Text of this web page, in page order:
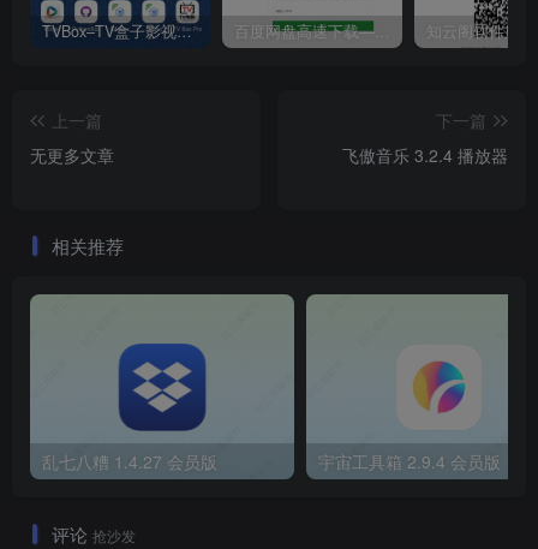
TVBox–TV盒子影视神器【附视频源和下载地址】【附自带源软件】 百度网盘高速下载——解析站点汇总
上一篇
无更多文章
下一篇
飞傲音乐 3.2.4 播放器
相关推荐
乱七八糟 1.4.27 会员版 宇宙工具箱 2.9.4 会员版
评论 抢沙发